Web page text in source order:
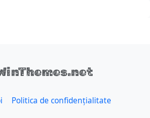
Politica de confidențialitate